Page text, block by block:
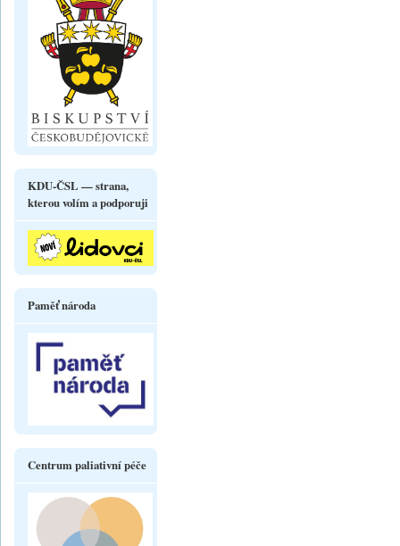
KDU-ČSL — strana,
kterou volím a podporuji
Paměť národa
Centrum paliativní péče